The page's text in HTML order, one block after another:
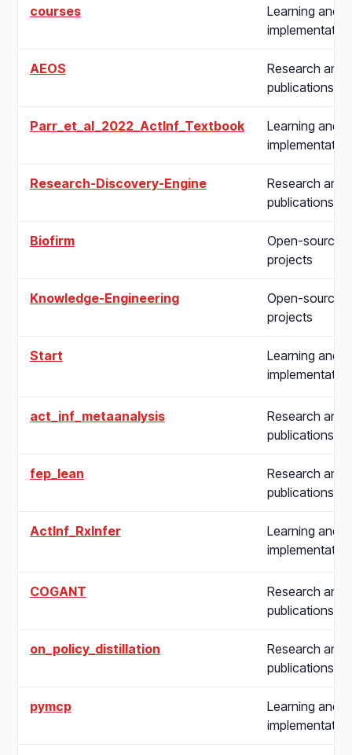
courses
Learning and
AEOS
Research and
publications
Parr_et_al_2022_ActInf_Textbook
Learning and
Research-Discovery-Engine
Research and
publications
Biofirm
Open-source
projects
Knowledge-Engineering
Open-source
projects
Start
Learning and
act_inf_metaanalysis
Research and
publications
fep_lean
Research and
publications
ActInf_RxInfer
Learning and
COGANT
Research and
publications
on_policy_distillation
Research and
publications
pymcp
Learning and